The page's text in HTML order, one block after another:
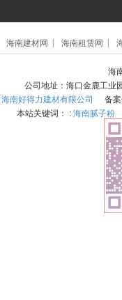
海南建材网 海南租赁网
海
公司地址：海口金鹿工业
海南好得力建材有限公司 备
本站关键词： :海南腻子粉